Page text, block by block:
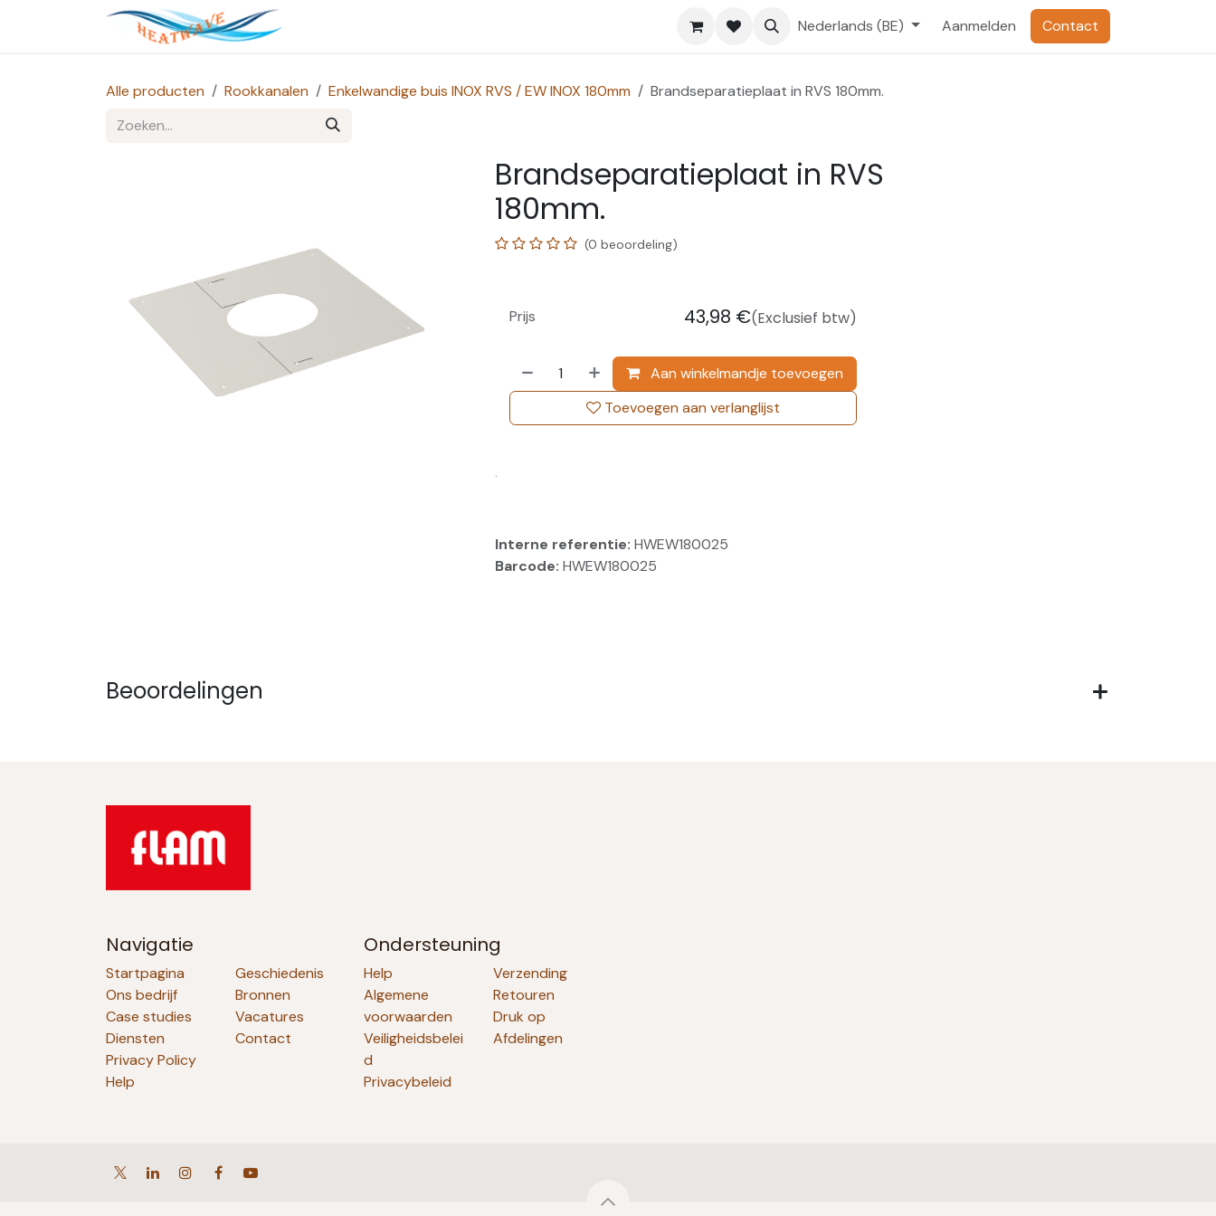
Overslaan naar inhoud
Nederlands (BE) Aanmelden Contact
Alle producten Rookkanalen Enkelwandige buis INOX RVS / EW INOX 180mm Brandseparatieplaat in RVS 180mm.
Brandseparatieplaat in RVS
180mm.
(0 beoordeling)
Aan winkelmandje toevoegen
Toevoegen aan verlanglijst
Prijs 43,98 €(Exclusief btw)
.
Interne referentie: HWEW180025
Barcode: HWEW180025
Beoordelingen
Navigatie
Startpagina
Ons bedrijf
Case studies
Diensten
Privacy Policy
Help
Geschiedenis
Bronnen
Vacatures
Contact
Ondersteuning
Help
Algemene
voorwaarden
Veiligheidsbelei
d
Privacybeleid
Verzending
Retouren
Druk op
Afdelingen